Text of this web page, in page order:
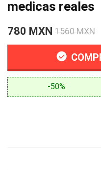
medicas reales
780 MXN 1560 MXN
-50%